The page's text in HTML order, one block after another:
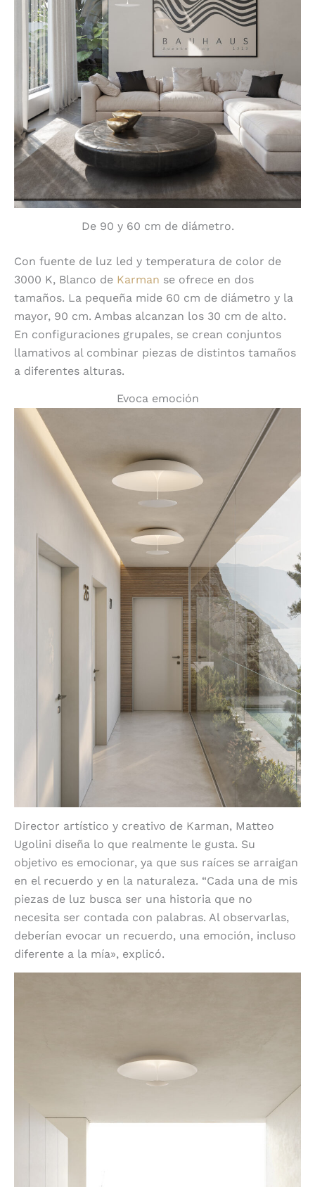
De 90 y 60 cm de diámetro.
Con fuente de luz led y temperatura de color de
3000 K, Blanco de Karman se ofrece en dos
tamaños. La pequeña mide 60 cm de diámetro y la
mayor, 90 cm. Ambas alcanzan los 30 cm de alto.
En configuraciones grupales, se crean conjuntos
llamativos al combinar piezas de distintos tamaños
a diferentes alturas.
Evoca emoción
Director artístico y creativo de Karman, Matteo
Ugolini diseña lo que realmente le gusta. Su
objetivo es emocionar, ya que sus raíces se arraigan
en el recuerdo y en la naturaleza. “Cada una de mis
piezas de luz busca ser una historia que no
necesita ser contada con palabras. Al observarlas,
deberían evocar un recuerdo, una emoción, incluso
diferente a la mía», explicó.